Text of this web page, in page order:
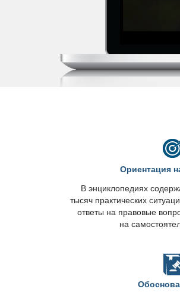
Ориентация
энциклопедиях
тысяч практических
ответы на правовые
на